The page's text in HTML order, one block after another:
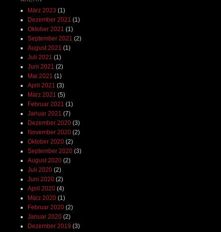
März 2023 (1)
Dezember 2021 (1)
Oktober 2021 (1)
September 2021 (2)
August 2021 (1)
Juli 2021 (1)
Juni 2021 (2)
Mai 2021 (1)
April 2021 (3)
März 2021 (5)
Februar 2021 (1)
Januar 2021 (7)
Dezember 2020(3)
November 2020(2)
Oktober 2020(2)
September 2020(3)
August 2020(2)
Juli 2020(2)
Juni 2020(2)
April 2020(4)
März 2020(1)
Februar 2020(2)
Januar 2020(2)
Dezember 2019 (3)